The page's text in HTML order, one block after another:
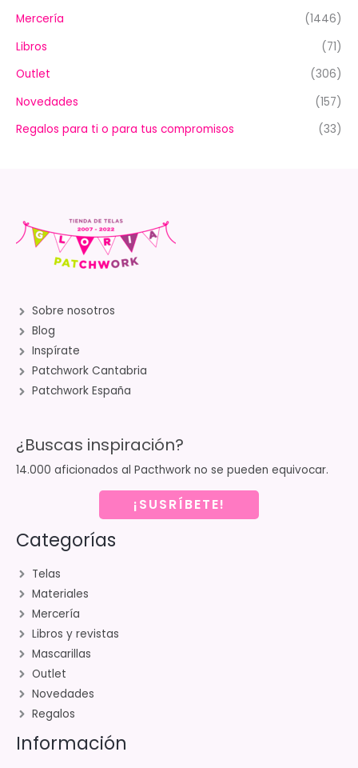
Mercería
(1446)
Libros
(71)
Outlet
(306)
Novedades
(157)
Regalos para ti o para tus compromisos
(33)
Sobre nosotros
Blog
Inspírate
Patchwork Cantabria
Patchwork España
¿Buscas inspiración?
14.000 aficionados al Pacthwork no se pueden equivocar.
¡SUSRÍBETE!
Categorías
Telas
Materiales
Mercería
Libros y revistas
Mascarillas
Outlet
Novedades
Regalos
Información